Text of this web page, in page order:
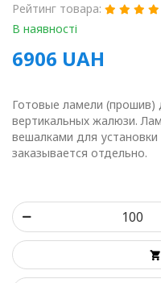
Рейтинг товара:
В наявності
6906 UAH
Готовые ламели (прошив)
вертикальных жалюзи.
вешалками для
заказывается отдельно.